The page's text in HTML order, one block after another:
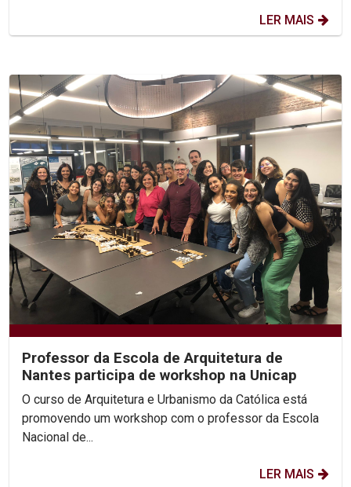
LER MAIS
Professor da Escola de Arquitetura de
Nantes participa de workshop na Unicap
O curso de Arquitetura e Urbanismo da Católica está
promovendo um workshop com o professor da Escola
Nacional de...
LER MAIS